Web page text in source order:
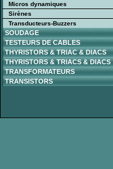
Micros dynamiques
Sirènes
Transducteurs-Buzzers
SOUDAGE
TESTEURS DE CABLES
THYRISTORS & TRIAC & DIACS
THYRISTORS & TRIACS & DIACS
TRANSFORMATEURS
TRANSISTORS